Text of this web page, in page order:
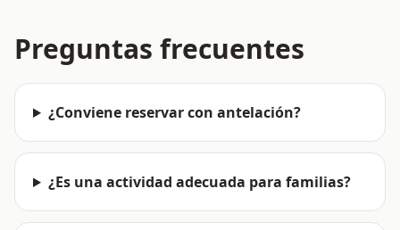
Preguntas frecuentes
¿Conviene reservar con antelación?
¿Es una actividad adecuada para familias?